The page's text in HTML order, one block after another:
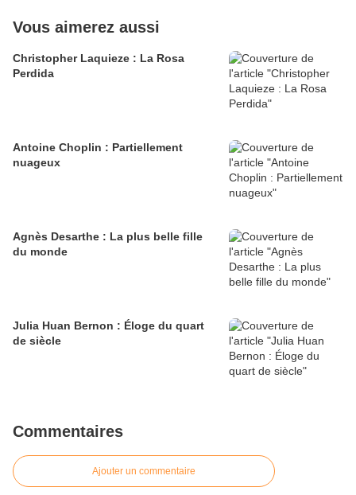
Vous aimerez aussi
Christopher Laquieze : La Rosa
Perdida
Antoine Choplin : Partiellement
nuageux
Agnès Desarthe : La plus belle fille
du monde
Julia Huan Bernon : Éloge du quart
de siècle
Commentaires
Ajouter un commentaire